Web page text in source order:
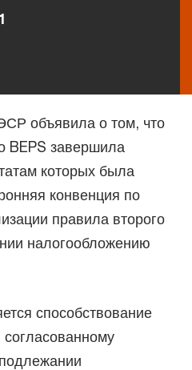
объявила о том, что
BEPS завершила
которых была
конвенция по
правила второго
налогообложению
способствование